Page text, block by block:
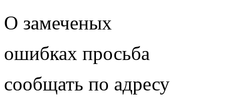
О замеченых
ошибках просьба
сообщать по адресу